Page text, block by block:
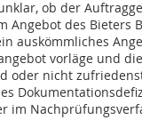
ob der
Angebot des Bieters
auskömmliches
vorläge und
oder nicht
im